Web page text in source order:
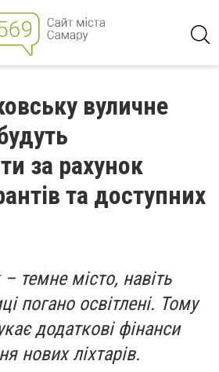
вуличне
за рахунок
та доступних
темне місто, навіть
погано освітлені. Тому
додаткові фінанси
нових ліхтарів.